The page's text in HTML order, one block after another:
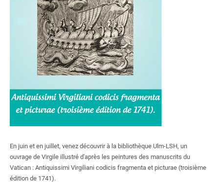
Bibliothèque des Sciences expérimentales
Bibliothèque de l'agrégation physique et chimie
Bibliothèque de physique théorique
Ressources électroniques
En juin et en juillet, venez découvrir à la bibliothèque Ulm-LSH, un
ouvrage de Virgile illustré d'après les peintures des manuscrits du
Vatican : Antiquissimi Virgiliani codicis fragmenta et picturae (troisième
édition de 1741).